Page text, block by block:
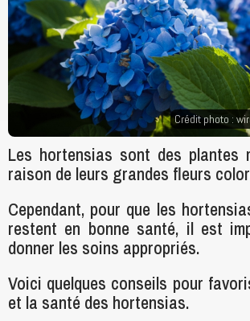
Crédit photo :
Les hortensias sont des plantes
raison de leurs grandes fleurs
Cependant, pour que les
restent en bonne santé, il est
donner les soins appropriés.
Voici quelques conseils pour
et la santé des hortensias.